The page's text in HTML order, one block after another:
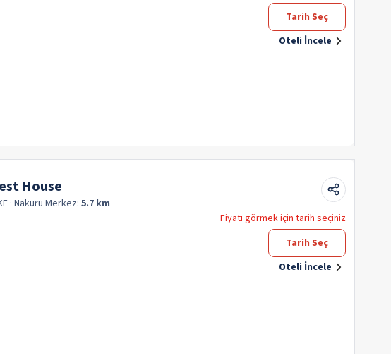
Tarih Seç
Oteli İncele
House
· Nakuru Merkez: 5.7 km
Fiyatı görmek için tarih seçiniz
Tarih Seç
Oteli İncele